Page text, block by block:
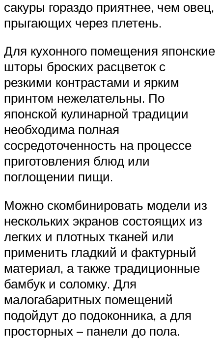
сакуры гораздо приятнее, чем овец,
прыгающих через плетень.
Для кухонного помещения японские
шторы броских расцветок с
резкими контрастами и ярким
принтом нежелательны. По
японской кулинарной традиции
необходима полная
сосредоточенность на процессе
приготовления блюд или
поглощении пищи.
Можно скомбинировать модели из
нескольких экранов состоящих из
легких и плотных тканей или
применить гладкий и фактурный
материал, а также традиционные
бамбук и соломку. Для
малогабаритных помещений
подойдут до подоконника, а для
просторных – панели до пола.